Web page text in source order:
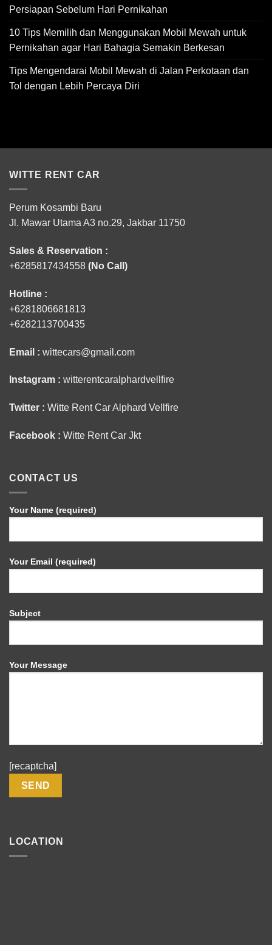
Persiapan Sebelum Hari Pernikahan
10 Tips Memilih dan Menggunakan Mobil Mewah untuk
Pernikahan agar Hari Bahagia Semakin Berkesan
Tips Mengendarai Mobil Mewah di Jalan Perkotaan dan
Tol dengan Lebih Percaya Diri
WITTE RENT CAR
Perum Kosambi Baru
Jl. Mawar Utama A3 no.29, Jakbar 11750
Sales & Reservation :
+6285817434558 (No Call)
Hotline :
+6281806681813
+6282113700435
Email : wittecars@gmail.com
Instagram : witterentcaralphardvellfire
Twitter : Witte Rent Car Alphard Vellfire
Facebook : Witte Rent Car Jkt
CONTACT US
Your Name (required)
Your Email (required)
Subject
Your Message
[recaptcha]
LOCATION